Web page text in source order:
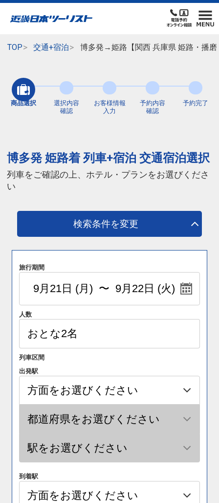
TOP 交通+宿泊 博多発→姫路【関西 兵庫県 姫路・播
商品選択
選択内容
確認
お客様情報
入力
予約内容
確認
予約完了
博多発 姫路着 列車+宿泊 交通宿泊選択
列車をご確認の上、ホテル・プランをお選びくださ
い
検索条件を変更
旅行期間
人数
列車区間
出発駅
到着駅